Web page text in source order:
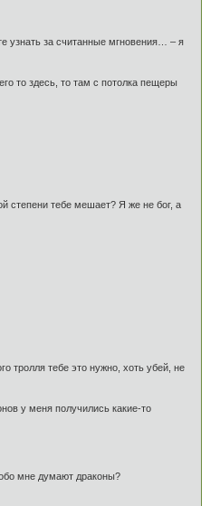
узнать за считанные мгновения… – я
то здесь, то там с потолка пещеры
степени тебе мешает? Я же не бог, а
тролля тебе это нужно, хоть убей, не
у меня получились какие-то
мне думают драконы?